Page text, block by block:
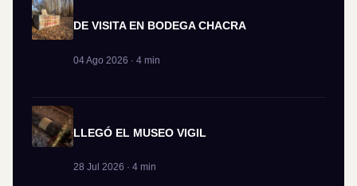
DE VISITA EN BODEGA CHACRA
04 Ago 2026 · 4 min
LLEGÓ EL MUSEO VIGIL
28 Jul 2026 · 4 min